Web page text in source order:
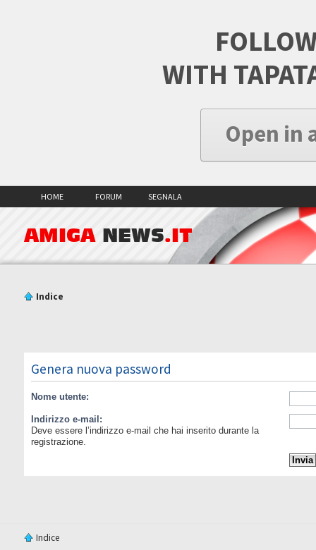
WITH
Open in
HOME FORUM SEGNALA
AMIGA NEWS.IT
Indice
Genera nuova password
Nome utente:
Indirizzo e-mail:
Deve essere l’indirizzo e-mail che hai inserito durante la
registrazione.
Indice